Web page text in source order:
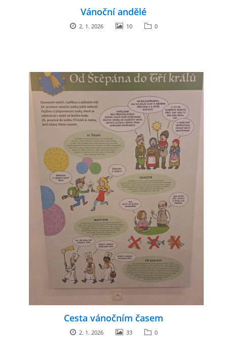
REZERVAČNÍ SYSTÉM SPORTOVNÍ HALY
ŠKOLNÍ PORADENSKÉ PRACOVIŠTĚ
NEPOTŘEBNÝ MAJETEK
NAUČNÁ STEZKA ZBRASLAV
VOLNÁ PRACOVNÍ MÍSTA
ARBORETUM ŠKOLY
Vánoční andělé
2. 1. 2026 10 0
Cesta vánočním časem
2. 1. 2026 33 0